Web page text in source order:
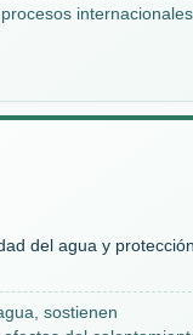
internacionales
del agua y
sostienen